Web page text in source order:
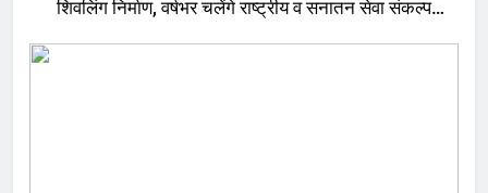
शिवलिंग निर्माण, वर्षभर चलेंगे राष्ट्रीय व सनातन सेवा संकल्प